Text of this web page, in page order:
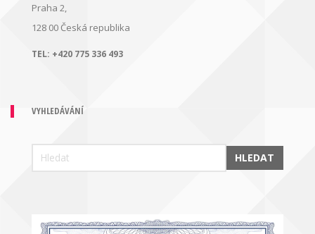
Praha 2,
128 00 Česká republika
TEL: +420 775 336 493
VYHLEDÁVÁNÍ
HLEDAT